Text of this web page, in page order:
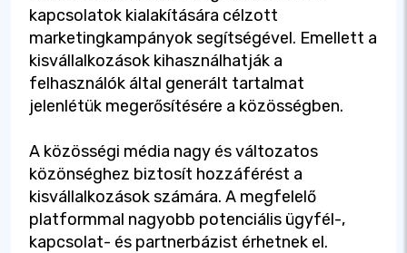
kapcsolatok kialakítására célzott
marketingkampányok segítségével. Emellett a
kisvállalkozások kihasználhatják a
felhasználók által generált tartalmat
jelenlétük megerősítésére a közösségben.
A közösségi média nagy és változatos
közönséghez biztosít hozzáférést a
kisvállalkozások számára. A megfelelő
platformmal nagyobb potenciális ügyfél-,
kapcsolat- és partnerbázist érhetnek el.